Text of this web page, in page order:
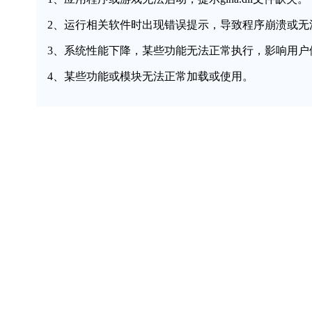
2、运行相关软件时出现错误提示，导致程序崩溃或无
3、系统性能下降，某些功能无法正常执行，影响用户
4、某些功能或模块无法正常加载或使用。